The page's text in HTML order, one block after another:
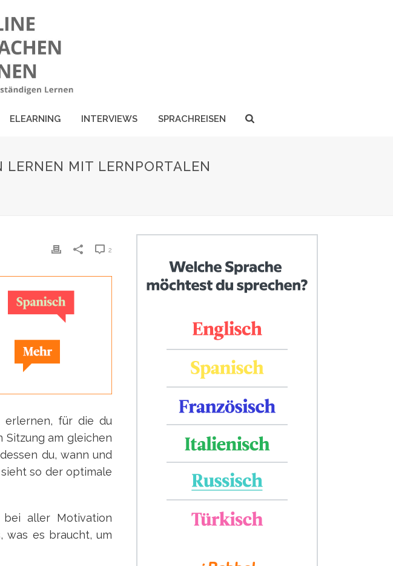
ELEARNING INTERVIEWS SPRACHREISEN
MIT LERNPORTALEN
2
erlernen, für die du
Sitzung am gleichen
du, wann und
so der optimale
bei aller Motivation
was es braucht, um